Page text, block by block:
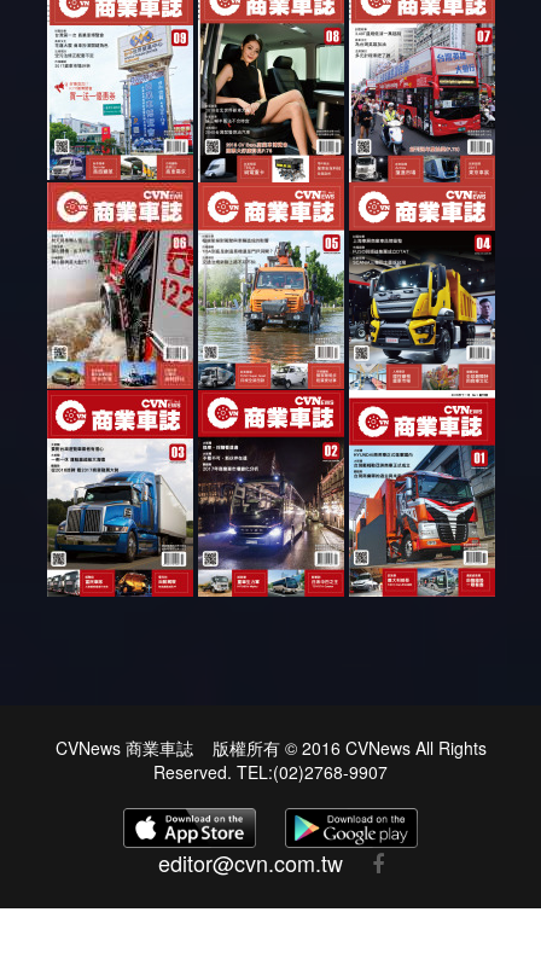
CVNews 商業車誌 版權所有 © 2016 CVNews All Rights
Reserved. TEL:(02)2768-9907
editor@cvn.com.tw